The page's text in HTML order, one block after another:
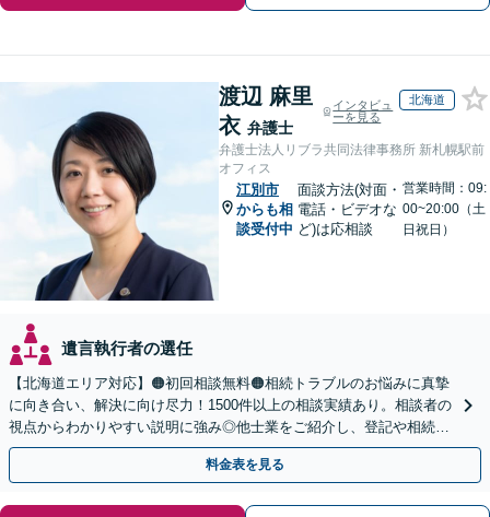
渡辺 麻里
衣 弁護士
インタビュ
ーを見る
北海道
弁護士法人リブラ共同法律事務所 新札幌駅前
オフィス
江別市
からも相
談受付中
面談方法(対面・
電話・ビデオな
ど)は応相談
営業時間：09:
00~20:00（土
日祝日）
遺言執行者の選任
【北海道エリア対応】🟠初回相談無料🟠相続トラブルのお悩みに真摯
に向き合い、解決に向け尽力！1500件以上の相談実績あり。相談者の
視点からわかりやすい説明に強み◎他士業をご紹介し、登記や相続税
の申告までワンストップで対応【夜間相談可】
料金表を見る